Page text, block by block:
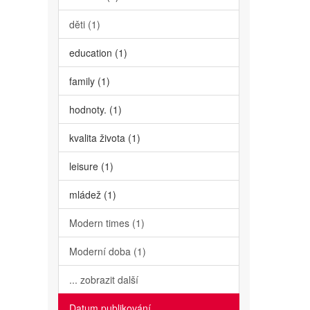
děti (1)
education (1)
family (1)
hodnoty. (1)
kvalita života (1)
leisure (1)
mládež (1)
Modern times (1)
Moderní doba (1)
... zobrazit další